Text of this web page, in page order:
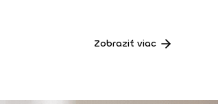
Zobraziť viac